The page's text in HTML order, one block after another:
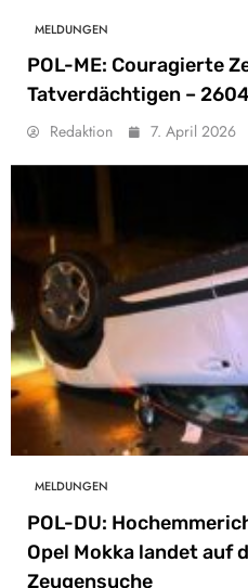
MELDUNGEN
POL-ME: Couragierte
Tatverdächtigen –
Redaktion 7. April 2026
MELDUNGEN
POL-DU:
Opel Mokka landet auf
Zeugensuche